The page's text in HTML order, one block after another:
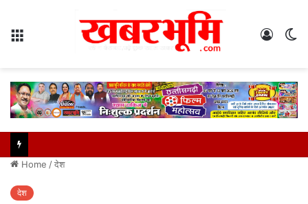
Log
Home /देश
देश